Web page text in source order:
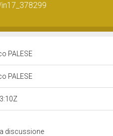
PALESE
PALESE
discussione